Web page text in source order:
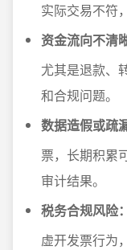
实际交易不符
资金流向不清
尤其是退款、
和合规问题。
数据造假或疏
票，长期积累
审计结果。
税务合规风险：
虚开发票行为